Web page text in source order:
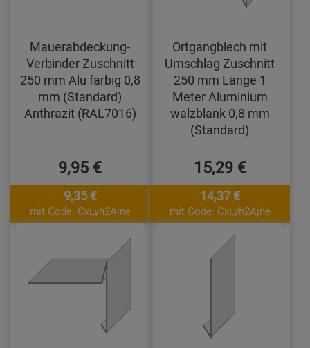
Mauerabdeckung-
Verbinder Zuschnitt
250 mm Alu farbig 0,8
mm (Standard)
Anthrazit (RAL7016)
9,95 €
9,35 €
mit Code: CxLyh2Ajne
Ortgangblech mit
Umschlag Zuschnitt
250 mm Länge 1
Meter Aluminium
walzblank 0,8 mm
(Standard)
15,29 €
14,37 €
mit Code: CxLyh2Ajne